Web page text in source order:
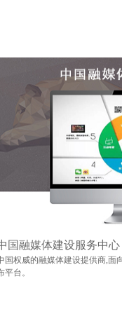
国融媒体建设服务中心
国权威的融媒体建设提供商,面
平台。